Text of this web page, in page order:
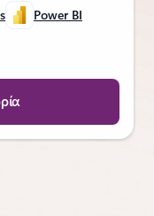
Power BI